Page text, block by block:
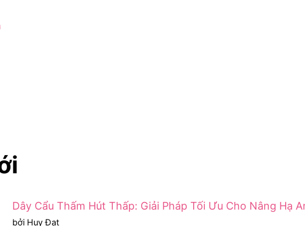
Dây Cẩu Thấm Hút Thấp: Giải Pháp Tối Ưu Cho Nâng Hạ
bởi Huy Đạt